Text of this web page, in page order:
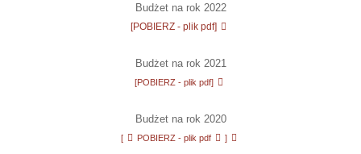
Budżet na rok 2022
[POBIERZ - plik pdf]
Budżet na rok 2021
[POBIERZ - plik pdf]
Budżet na rok 2020
[ POBIERZ - plik pdf ]